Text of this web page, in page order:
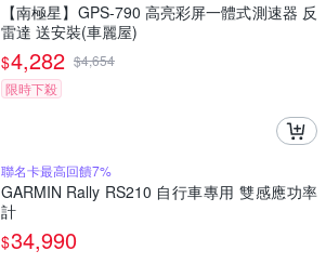
【南極星】GPS-790 高亮彩屏一體式測速器 反
雷達 送安裝(車麗屋)
$4,282 $4,654
限時下殺
聯名卡最高回饋7%
GARMIN Rally RS210 自行車專用 雙感應功率
計
$34,990